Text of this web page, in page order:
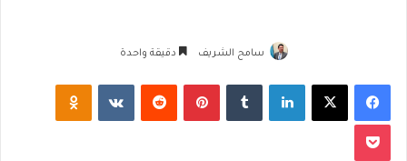
سامح الشريف دقيقة واحدة
فيسبوك لينكدإن بينتيريست